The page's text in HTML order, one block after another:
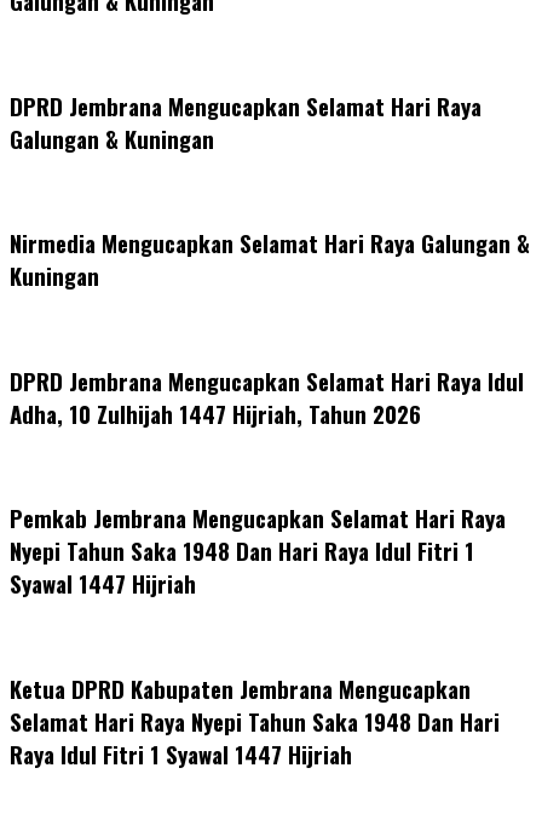
DPRD Jembrana Mengucapkan Selamat Hari Raya
Galungan & Kuningan
Nirmedia Mengucapkan Selamat Hari Raya Galungan &
Kuningan
DPRD Jembrana Mengucapkan Selamat Hari Raya Idul
Adha, 10 Zulhijah 1447 Hijriah, Tahun 2026
Pemkab Jembrana Mengucapkan Selamat Hari Raya
Nyepi Tahun Saka 1948 Dan Hari Raya Idul Fitri 1
Syawal 1447 Hijriah
Ketua DPRD Kabupaten Jembrana Mengucapkan
Selamat Hari Raya Nyepi Tahun Saka 1948 Dan Hari
Raya Idul Fitri 1 Syawal 1447 Hijriah